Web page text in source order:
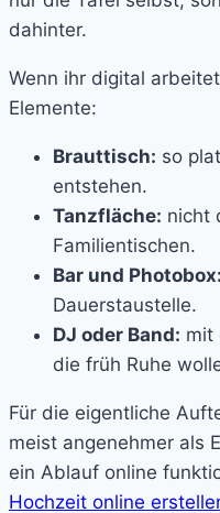
dahinter.
Wenn ihr digital
Elemente:
Brauttisch: so
entstehen.
Tanzfläche: nicht
Familientischen.
Bar und Photobox:
Dauerstaustelle.
DJ oder Band: mit
die früh Ruhe
Für die eigentliche
meist angenehmer als
ein Ablauf online
Hochzeit online